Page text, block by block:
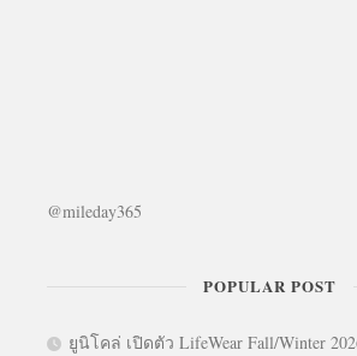
@mileday365
POPULAR POST
ยูนิโคล่ เปิดตัว LifeWear Fall/Winter